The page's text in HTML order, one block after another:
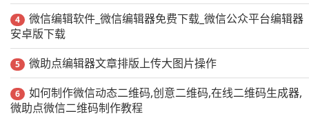
4
微信编辑软件_微信编辑器免费下载_微信公众平台编辑器
安卓版下载
5 微助点编辑器文章排版上传大图片操作
6
如何制作微信动态二维码,创意二维码,在线二维码生成器,
微助点微信二维码制作教程